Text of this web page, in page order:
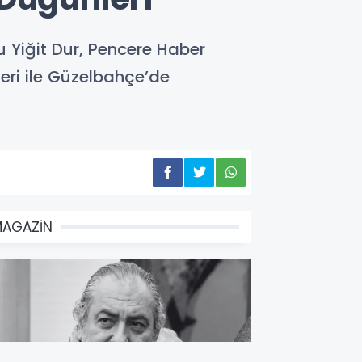
Yiğit Dur, Pencere Haber
ile Güzelbahçe’de